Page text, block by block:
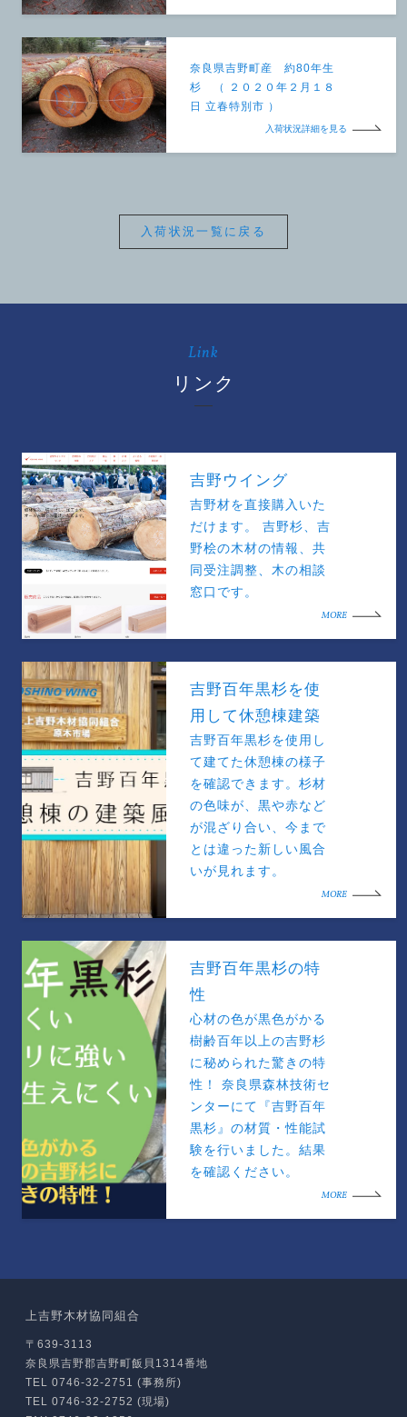
奈良県吉野町産 約80年生
杉 （ ２０２０年２月１８
日 立春特別市 ）
入荷状況詳細を見る
入荷状況一覧に戻る
Link
リンク
吉野ウイング
吉野材を直接購入いた
だけます。 吉野杉、吉
野桧の木材の情報、共
同受注調整、木の相談
窓口です。
MORE
吉野百年黒杉を使
用して休憩棟建築
吉野百年黒杉を使用し
て建てた休憩棟の様子
を確認できます。杉材
の色味が、黒や赤など
が混ざり合い、今まで
とは違った新しい風合
いが見れます。
MORE
吉野百年黒杉の特
性
心材の色が黒色がかる
樹齢百年以上の吉野杉
に秘められた驚きの特
性！ 奈良県森林技術セ
ンターにて『吉野百年
黒杉』の材質・性能試
験を行いました。結果
を確認ください。
MORE
上吉野木材協同組合
〒639-3113
奈良県吉野郡吉野町飯貝1314番地
TEL 0746-32-2751 (事務所)
TEL 0746-32-2752 (現場)